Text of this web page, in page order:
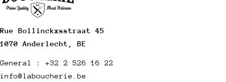
Rue Bollinckxsstraat 45
1070 Anderlecht, BE
General : +32 2 526 16 22
info@laboucherie.be